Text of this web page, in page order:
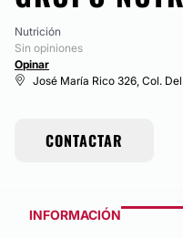
Nutrición
Sin opiniones
Opinar
José María Rico 326, Col.
CONTACTAR
INFORMACIÓN